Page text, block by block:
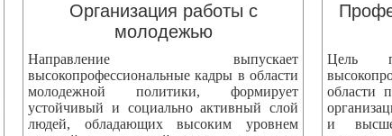
Организация работы с
молодежью
Направление выпускает
высокопрофессиональные кадры в области
молодежной политики, формирует
устойчивый и социально активный слой
людей, обладающих высоким уровнем
Цель
области
и